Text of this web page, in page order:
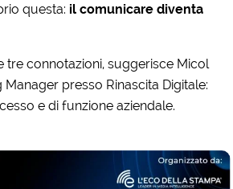
questa: il comunicare diventa
tre connotazioni, suggerisce Micol
Manager presso Rinascita Digitale:
e di funzione aziendale.